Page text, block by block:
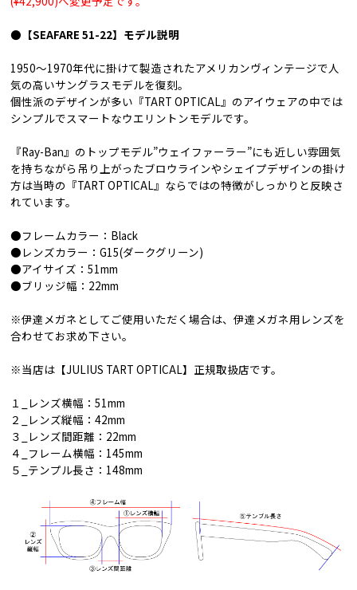
●【SEAFARE 51-22】モデル説明
1950〜1970年代に掛けて製造されたアメリカンヴィンテージで人
気の高いサングラスモデルを復刻。
個性派のデザインが多い『TART OPTICAL』のアイウェアの中では
シンプルでスマートなウエリントンモデルです。
『Ray-Ban』のトップモデル”ウェイファーラー”にも近しい雰囲気
を持ちながら吊り上がったブロウラインやシェイプデザインの掛け
方は当時の『TART OPTICAL』ならではの特徴がしっかりと反映さ
れています。
●フレームカラー：Black
●レンズカラー：G15(ダークグリーン)
●アイサイズ：51mm
●ブリッジ幅：22mm
※伊達メガネとしてご使用いただく場合は、伊達メガネ用レンズを
合わせてお求め下さい。
※当店は【JULIUS TART OPTICAL】正規取扱店です。
１_レンズ横幅：51mm
２_レンズ縦幅：42mm
３_レンズ間距離：22mm
４_フレーム横幅：145mm
５_テンプル長さ：148mm